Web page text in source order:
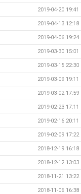
2019-04-20 19:41
2019-04-13 12:18
2019-04-06 19:24
2019-03-30 15:01
2019-03-15 22:30
2019-03-09 19:11
2019-03-02 17:59
2019-02-23 17:11
2019-02-16 20:11
2019-02-09 17:22
2018-12-19 16:18
2018-12-12 13:03
2018-11-21 13:22
2018-11-06 16:38